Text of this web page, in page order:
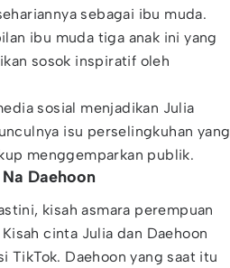
sebagai ibu muda.
ibu muda tiga anak ini yang
sosok inspiratif oleh
sosial menjadikan Julia
isu perselingkuhan yang
menggemparkan publik.
Daehoon
kisah asmara perempuan
cinta Julia dan Daehoon
TikTok. Daehoon yang saat itu